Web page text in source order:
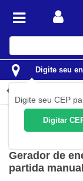
Digite seu
Digite seu CEP
Digitar
Construção Civil
Gerador de
partida